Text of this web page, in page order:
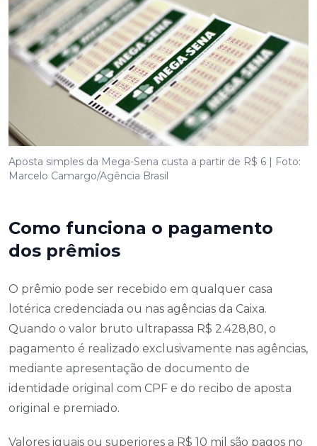
Aposta simples da Mega-Sena custa a partir de R$ 6 | Foto:
Marcelo Camargo/Agência Brasil
Como funciona o pagamento
dos prêmios
O prêmio pode ser recebido em qualquer casa
lotérica credenciada ou nas agências da Caixa.
Quando o valor bruto ultrapassa R$ 2.428,80, o
pagamento é realizado exclusivamente nas agências,
mediante apresentação de documento de
identidade original com CPF e do recibo de aposta
original e premiado.
Valores iguais ou superiores a R$ 10 mil são pagos no